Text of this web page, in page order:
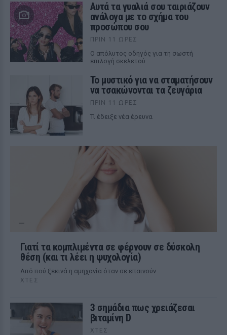
Αυτά τα γυαλιά σου ταιριάζουν
ανάλογα με το σχήμα του
προσώπου σου
ΠΡΙΝ 11 ΏΡΕΣ
Ο απόλυτος οδηγός για τη σωστή
επιλογή σκελετού
Το μυστικό για να σταματήσουν
να τσακώνονται τα ζευγάρια
ΠΡΙΝ 11 ΏΡΕΣ
Τι έδειξε νέα έρευνα
Γιατί τα κομπλιμέντα σε φέρνουν σε δύσκολη
θέση (και τι λέει η ψυχολογία)
Από πού ξεκινά η αμηχανία όταν σε επαινούν
ΧΤΕΣ
3 σημάδια πως χρειάζεσαι
βιταμίνη D
ΧΤΕΣ